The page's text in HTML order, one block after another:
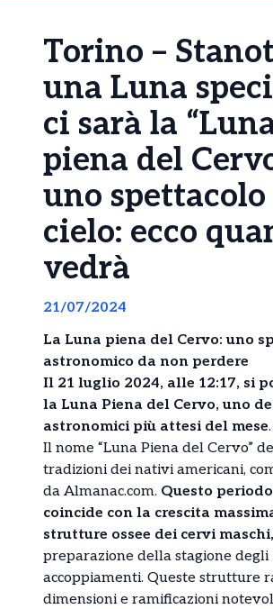
Torino –
una Luna
ci sarà la
piena del
uno
cielo: ecco
vedrà
21/07/2024
La Luna piena del Cervo: uno
astronomico da non perdere
Il 21 luglio 2024, alle 12:17, si
la Luna Piena del Cervo, uno
astronomici più attesi del mese.
Il nome “Luna Piena del Cervo”
tradizioni dei nativi americani,
da Almanac.com. Questo
coincide con la crescita
strutture ossee dei cervi maschi,
preparazione della stagione degli
accoppiamenti. Queste strutture
dimensioni e ramificazioni